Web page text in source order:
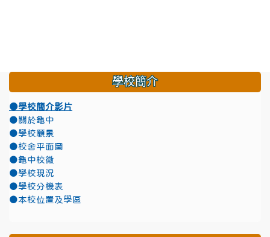
學校簡介
●學校簡介影片
●關於龜中
●學校願景
●校舍平面圖
●龜中校徽
●學校現況
●學校分機表
●本校位置及學區